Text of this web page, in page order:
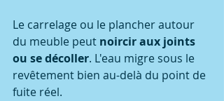
Le carrelage ou le plancher autour
du meuble peut noircir aux joints
ou se décoller. L'eau migre sous le
revêtement bien au-delà du point de
fuite réel.